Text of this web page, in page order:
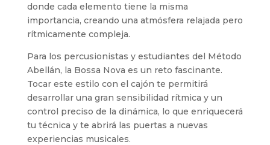
donde cada elemento tiene la misma
importancia, creando una atmósfera relajada pero
rítmicamente compleja.
Para los percusionistas y estudiantes del Método
Abellán, la Bossa Nova es un reto fascinante.
Tocar este estilo con el cajón te permitirá
desarrollar una gran sensibilidad rítmica y un
control preciso de la dinámica, lo que enriquecerá
tu técnica y te abrirá las puertas a nuevas
experiencias musicales.